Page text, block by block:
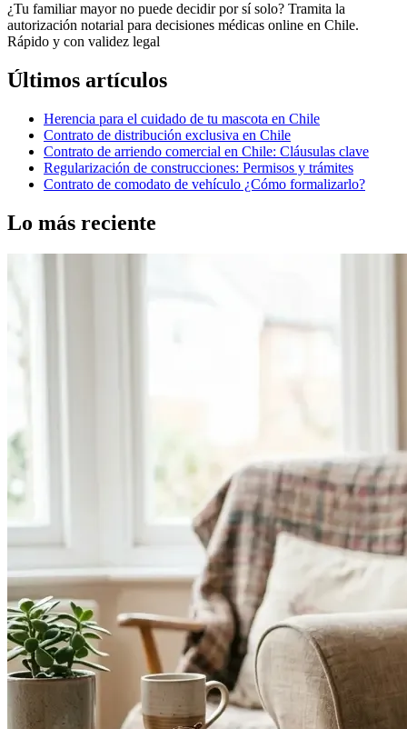
¿Tu familiar mayor no puede decidir por sí solo? Tramita la
autorización notarial para decisiones médicas online en Chile.
Rápido y con validez legal
Últimos artículos
Herencia para el cuidado de tu mascota en Chile
Contrato de distribución exclusiva en Chile
Contrato de arriendo comercial en Chile: Cláusulas clave
Regularización de construcciones: Permisos y trámites
Contrato de comodato de vehículo ¿Cómo formalizarlo?
Lo más reciente